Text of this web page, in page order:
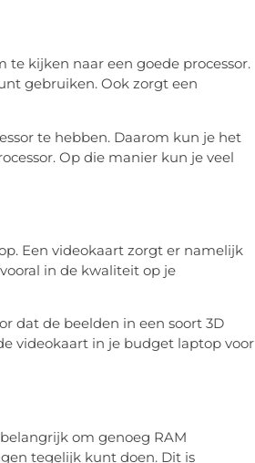
kijken naar een goede processor.
gebruiken. Ook zorgt een
te hebben. Daarom kun je het
Op die manier kun je veel
Een videokaart zorgt er namelijk
in de kwaliteit op je
dat de beelden in een soort 3D
videokaart in je budget laptop voor
om genoeg RAM
tegelijk kunt doen. Dit is